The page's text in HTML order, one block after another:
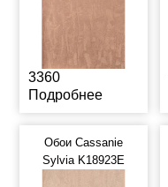
3360
Подробнее
Обои Cassanie
Sylvia K18923E